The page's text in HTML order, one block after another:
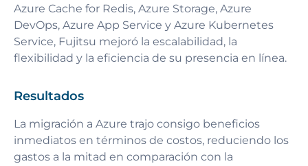
Azure Cache for Redis, Azure Storage, Azure
DevOps, Azure App Service y Azure Kubernetes
Service, Fujitsu mejoró la escalabilidad, la
flexibilidad y la eficiencia de su presencia en línea.
Resultados
La migración a Azure trajo consigo beneficios
inmediatos en términos de costos, reduciendo los
gastos a la mitad en comparación con la